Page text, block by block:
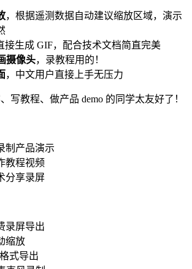
，根据遥测数据自动建议缩放区域，演示
接生成 GIF，配合技术文档简直完美
摄像头，录教程用的！
，中文用户直接上手无压力
写教程、做产品 demo 的同学太友好了！
制产品演示
教程视频
分享录屏
录屏导出
缩放
式导出